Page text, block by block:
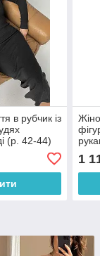
в рубчик із
(р. 42-44)
1